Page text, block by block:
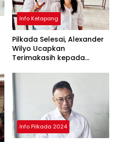
Info Ketapang
Pilkada Selesai, Alexander
Wilyo Ucapkan
Terimakasih kepada
Info Pilkada 2024